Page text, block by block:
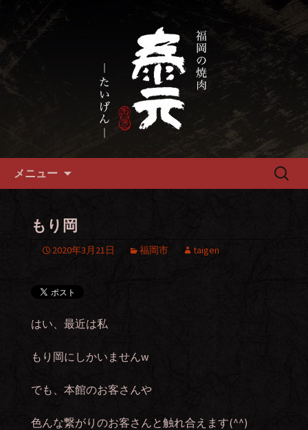
福岡市、畜産農家直送の厳選黒
毛和牛を愉しめる焼肉店
畜産農家直送の厳選肉が自慢の福岡市
の焼肉『泰元』
メニュー
検
もり岡
2020年3月21日 福岡市 taigen
はい、最近は私
もり岡にしかいませんw
でも、本館のお客さんや
色んな繋がりのお客さんと触れ合えます(^^)